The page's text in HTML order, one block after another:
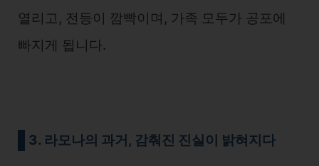
열리고, 전등이 깜빡이며, 가족 모두가 공포에
빠지게 됩니다.
3. 라모나의 과거, 감춰진 진실이 밝혀지다